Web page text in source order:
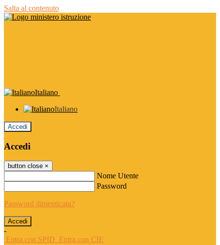
Salta al contenuto
Italiano
Italiano
Accedi
Accedi
button close ×
Nome Utente
Password
Password dimenticata?
-
Entra con SPID Entra con CIE